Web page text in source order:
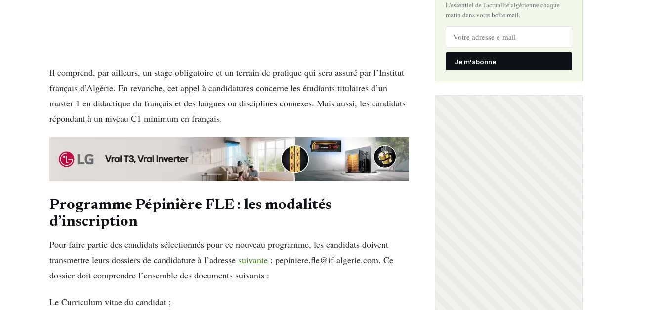
Il comprend, par ailleurs, un stage obligatoire et un terrain de pratique qui sera assuré par l’Institut
français d’Algérie. En revanche, cet appel à candidatures concerne les étudiants titulaires d’un
master 1 en didactique du français et des langues ou disciplines connexes. Mais aussi, les candidats
répondant à un niveau C1 minimum en français.
Programme Pépinière FLE : les modalités
d’inscription
Pour faire partie des candidats sélectionnés pour ce nouveau programme, les candidats doivent
transmettre leurs dossiers de candidature à l’adresse suivante : pepiniere.fle@if-algerie.com. Ce
dossier doit comprendre l’ensemble des documents suivants :
Le Curriculum vitae du candidat ;
L'essentiel de l'actualité algérienne chaque
matin dans votre boîte mail.
Je m'abonne